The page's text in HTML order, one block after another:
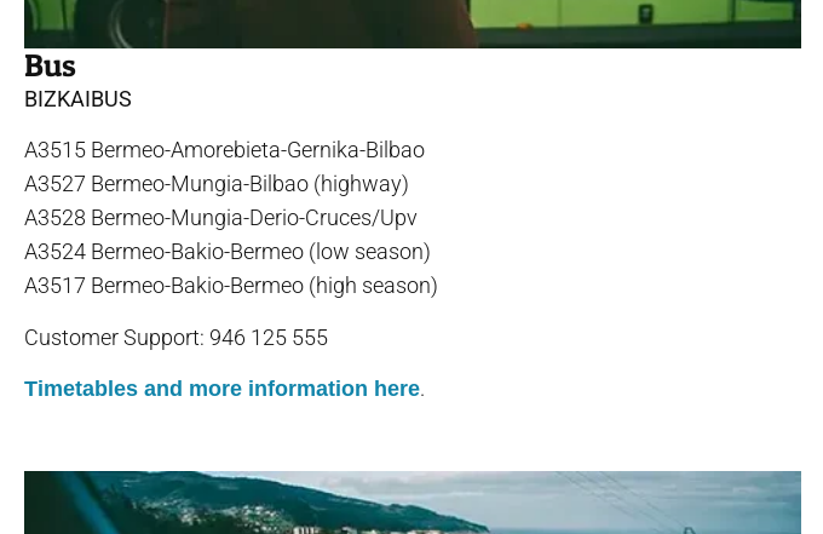
Bus
BIZKAIBUS
A3515 Bermeo-Amorebieta-Gernika-Bilbao
A3527 Bermeo-Mungia-Bilbao (highway)
A3528 Bermeo-Mungia-Derio-Cruces/Upv
A3524 Bermeo-Bakio-Bermeo (low season)
A3517 Bermeo-Bakio-Bermeo (high season)
Customer Support: 946 125 555
Timetables and more information here.